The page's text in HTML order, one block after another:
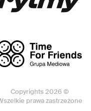
Copyrights 2026 ©
prawa zastrzeżone